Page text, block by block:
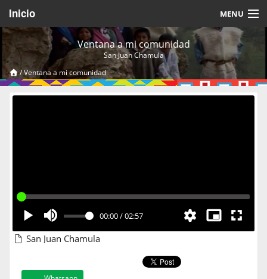
Inicio MENU
Acerca de
Videos Temáticos
Cerrar Sesión
Ventana a mi comunidad
San Juan Chamula
/Ventana a mi comunidad
00:00/02:57
San Juan Chamula